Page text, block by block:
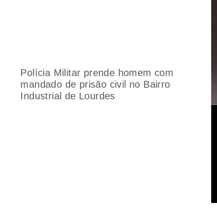
Polícia Militar prende homem com
mandado de prisão civil no Bairro
Industrial de Lourdes